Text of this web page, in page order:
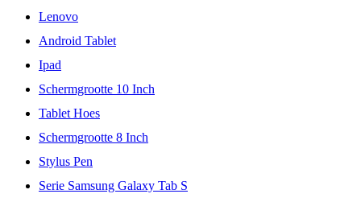
Lenovo
Android Tablet
Ipad
Schermgrootte 10 Inch
Tablet Hoes
Schermgrootte 8 Inch
Stylus Pen
Serie Samsung Galaxy Tab S